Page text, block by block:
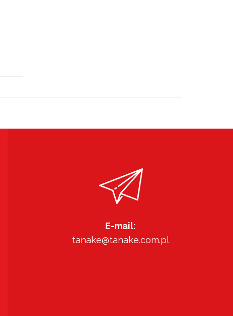
E-mail:
tanake@tanake.com.pl